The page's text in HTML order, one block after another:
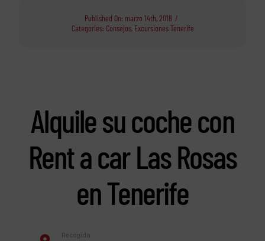
Published On: marzo 14th, 2018 /
Categories: Consejos, Excursiones Tenerife
Alquile su coche con
Rent a car Las Rosas
en Tenerife